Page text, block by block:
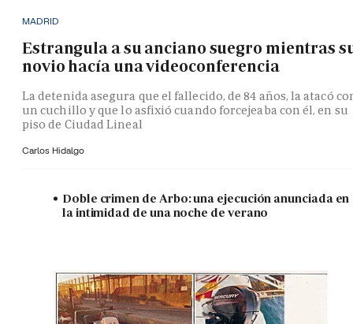
MADRID
Estrangula a su anciano suegro mientras
novio hacía una videoconferencia
La detenida asegura que el fallecido, de 84 años, la atacó
un cuchillo y que lo asfixió cuando forcejeaba con él, en su
piso de Ciudad Lineal
Carlos Hidalgo
Doble crimen de Arbo: una ejecución anunciada en
la intimidad de una noche de verano